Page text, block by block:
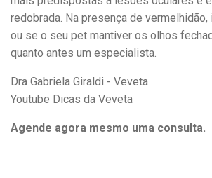
redobrada. Na presença de vermelhidão,
ou se o seu pet mantiver os olhos
quanto antes um especialista.
Dra Gabriela Giraldi - Veveta
Youtube Dicas da Veveta
Agende agora mesmo uma consulta.